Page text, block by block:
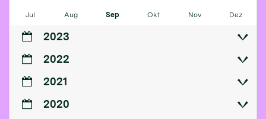
Jul Aug Sep Okt Nov Dez
2023
2022
2021
2020